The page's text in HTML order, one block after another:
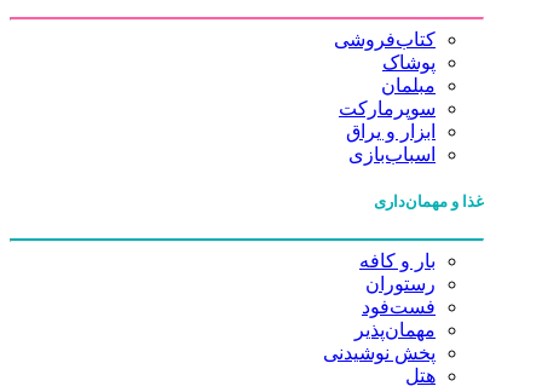
کتاب‌فروشی
پوشاک
مبلمان
سوپرمارکت
ابزار و یراق
اسباب‌بازی
غذا و مهمان‌داری
بار و کافه
رستوران
فست‌فود
مهمان‌پذیر
پخش نوشیدنی
هتل